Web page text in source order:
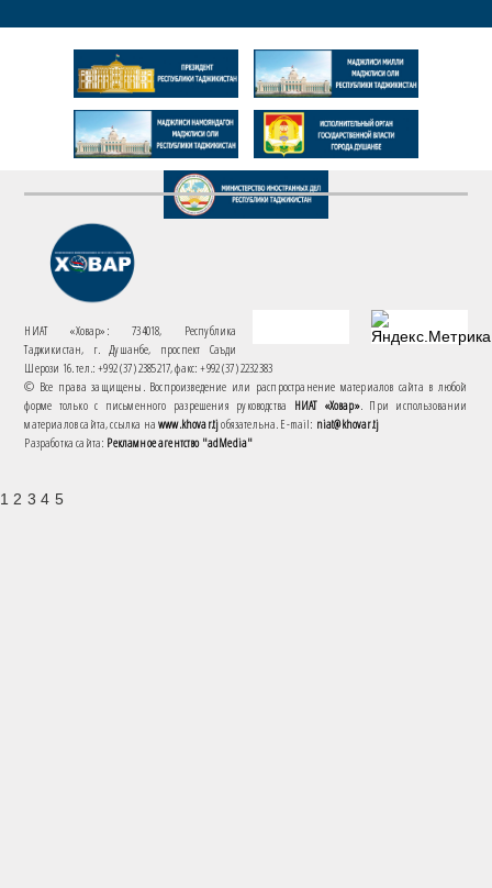
НИАТ «Ховар»: 734018, Республика
Таджикистан, г. Душанбе, проспект Саъди
Шерози 16. тел.: +992 (37) 2385217, факс: +992 (37) 2232383
© Все права защищены. Воспроизведение или распространение материалов сайта в любой
форме только с письменного разрешения руководства НИАТ «Ховар». При использовании
материалов сайта, ссылка наwww.khovar.tjобязательна. E-mail: niat@khovar.tj
Разработка сайта: Рекламное агентство "adMedia"
1 2 3 4 5